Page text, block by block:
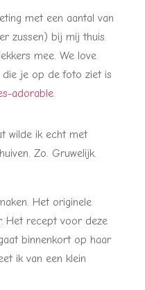
met een aantal van
zussen) bij mij thuis.
mee. We love
die je op de foto ziet is
adorable.
wilde ik echt met
Zo. Gruwelijk.
Het originele
. Het recept voor deze
binnenkort op haar
ik van een klein